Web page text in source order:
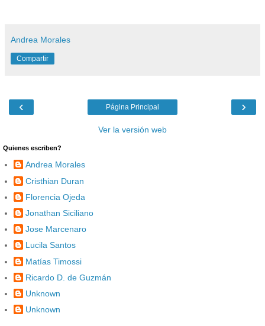
Andrea Morales
Compartir
‹ ›
Página Principal
Ver la versión web
Quienes escriben?
Andrea Morales
Cristhian Duran
Florencia Ojeda
Jonathan Siciliano
Jose Marcenaro
Lucila Santos
Matías Timossi
Ricardo D. de Guzmán
Unknown
Unknown